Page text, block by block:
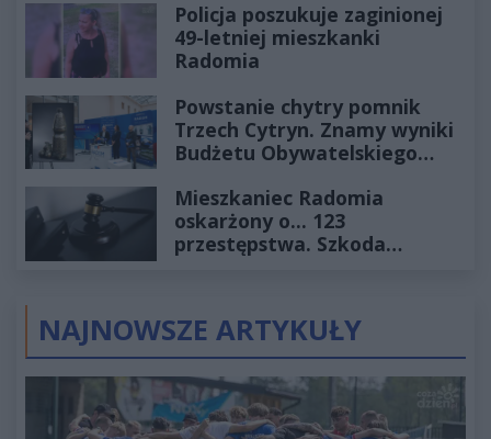
Policja poszukuje zaginionej
49-letniej mieszkanki
Radomia
Powstanie chytry pomnik
Trzech Cytryn. Znamy wyniki
Budżetu Obywatelskiego
Mieszkaniec Radomia
oskarżony o... 123
przestępstwa. Szkoda
NAJNOWSZE ARTYKUŁY